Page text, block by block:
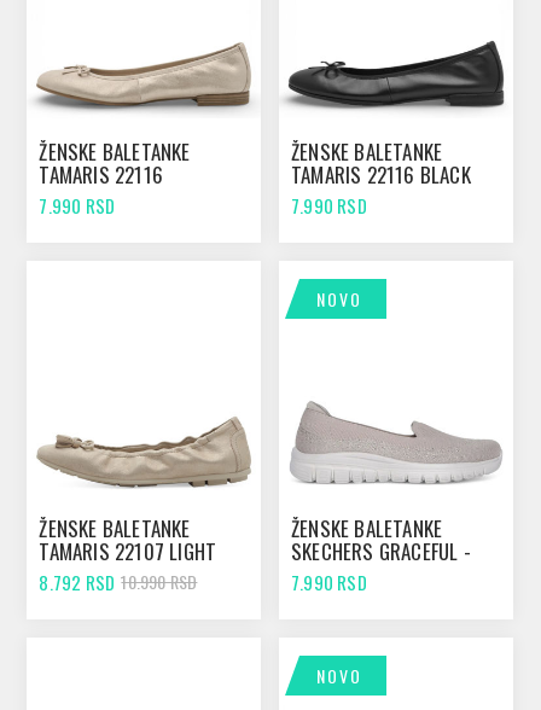
ŽENSKE BALETANKE
TAMARIS 22116
CHAMPAGNE
7.990 RSD
ŽENSKE BALETANKE
TAMARIS 22116 BLACK
7.990 RSD
ŽENSKE BALETANKE
TAMARIS 22107 LIGHT
GOLD
8.792 RSD 10.990 RSD
NOVO
ŽENSKE BALETANKE
SKECHERS GRACEFUL -
VIEW FINDER TAUPE
7.990 RSD
NOVO